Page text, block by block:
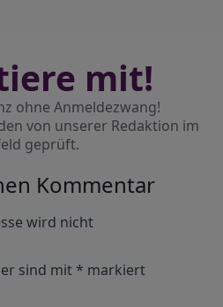
mit!
ohne Anmeldezwang!
von unserer Redaktion im
geprüft.
Kommentar
wird nicht
sind mit* markiert